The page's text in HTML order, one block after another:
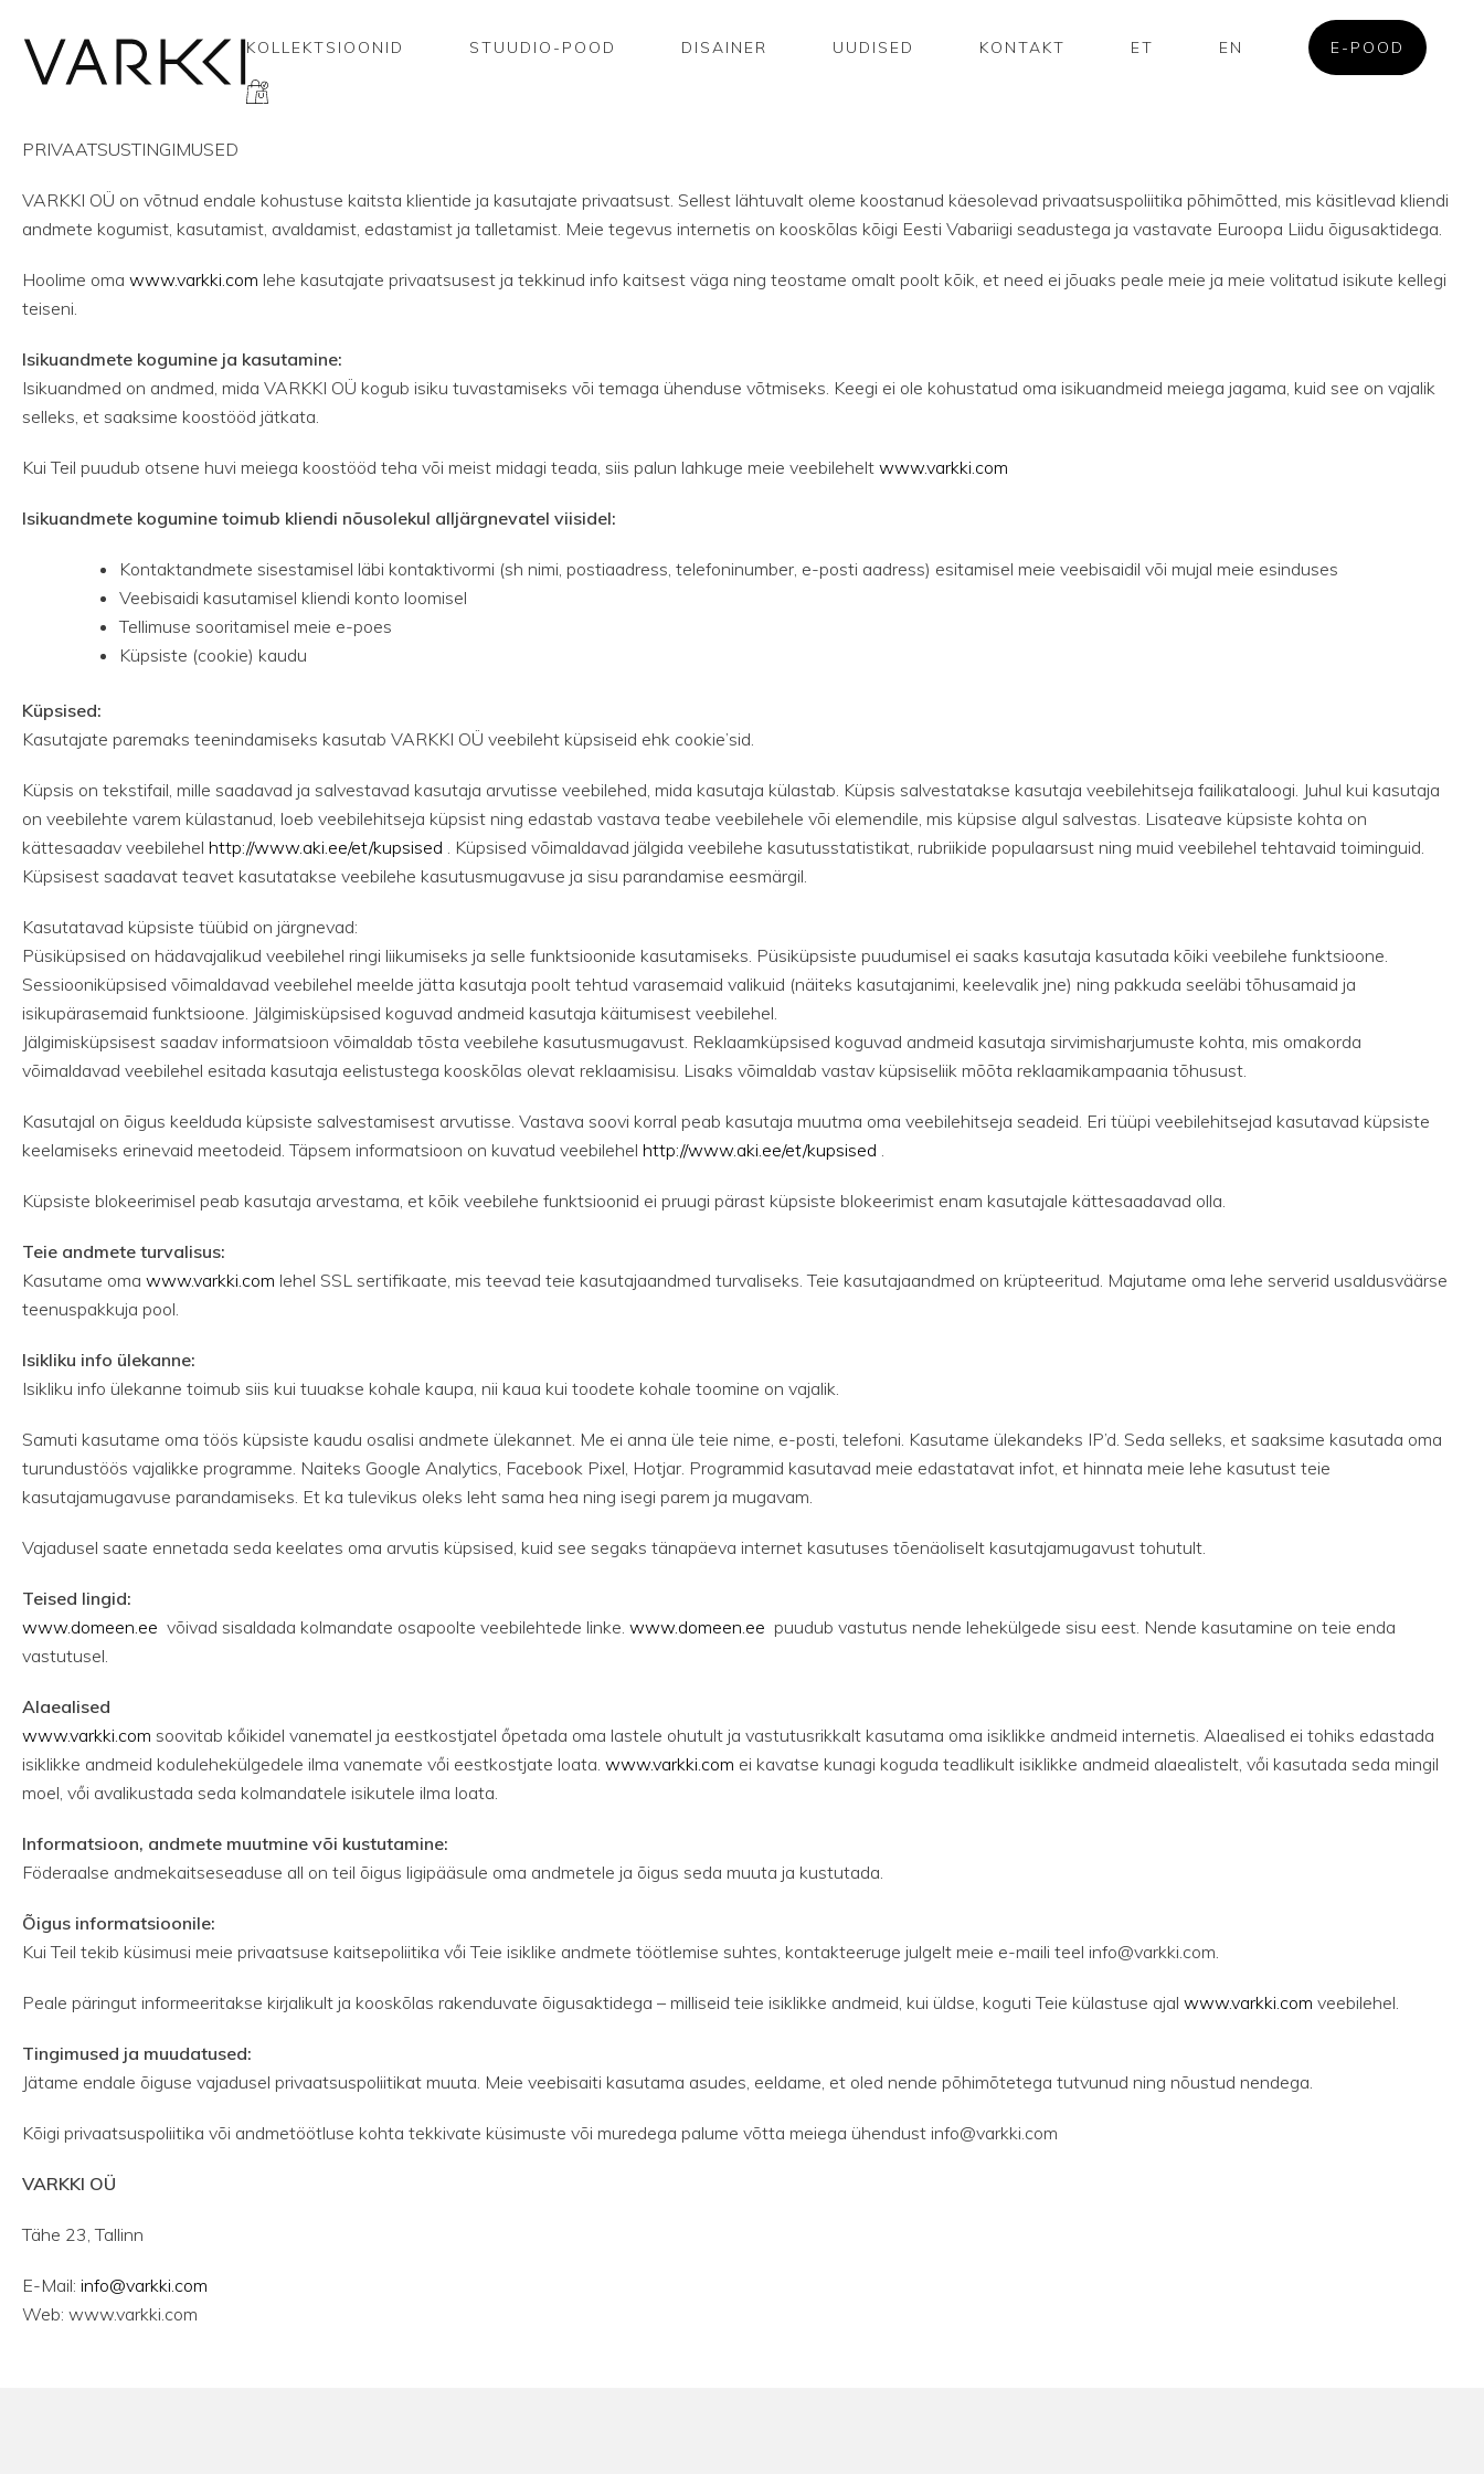
KOLLEKTSIOONID STUUDIO-POOD DISAINER UUDISED KONTAKT ET EN E-POOD
PRIVAATSUSTINGIMUSED
VARKKI OÜ on võtnud endale kohustuse kaitsta klientide ja kasutajate privaatsust. Sellest lähtuvalt oleme koostanud käesolevad privaatsuspoliitika põhimõtted, mis käsitlevad kliendi
andmete kogumist, kasutamist, avaldamist, edastamist ja talletamist. Meie tegevus internetis on kooskõlas kõigi Eesti Vabariigi seadustega ja vastavate Euroopa Liidu õigusaktidega.
Hoolime oma www.varkki.com lehe kasutajate privaatsusest ja tekkinud info kaitsest väga ning teostame omalt poolt kõik, et need ei jõuaks peale meie ja meie volitatud isikute kellegi
teiseni.
Isikuandmete kogumine ja kasutamine:
Isikuandmed on andmed, mida VARKKI OÜ kogub isiku tuvastamiseks või temaga ühenduse võtmiseks. Keegi ei ole kohustatud oma isikuandmeid meiega jagama, kuid see on vajalik
selleks, et saaksime koostööd jätkata.
Kui Teil puudub otsene huvi meiega koostööd teha või meist midagi teada, siis palun lahkuge meie veebilehelt www.varkki.com
Isikuandmete kogumine toimub kliendi nõusolekul alljärgnevatel viisidel:
Kontaktandmete sisestamisel läbi kontaktivormi (sh nimi, postiaadress, telefoninumber, e-posti aadress) esitamisel meie veebisaidil või mujal meie esinduses
Veebisaidi kasutamisel kliendi konto loomisel
Tellimuse sooritamisel meie e-poes
Küpsiste (cookie) kaudu
Küpsised:
Kasutajate paremaks teenindamiseks kasutab VARKKI OÜ veebileht küpsiseid ehk cookie’sid.
Küpsis on tekstifail, mille saadavad ja salvestavad kasutaja arvutisse veebilehed, mida kasutaja külastab. Küpsis salvestatakse kasutaja veebilehitseja failikataloogi. Juhul kui kasutaja
on veebilehte varem külastanud, loeb veebilehitseja küpsist ning edastab vastava teabe veebilehele või elemendile, mis küpsise algul salvestas. Lisateave küpsiste kohta on
kättesaadav veebilehel http://www.aki.ee/et/kupsised . Küpsised võimaldavad jälgida veebilehe kasutusstatistikat, rubriikide populaarsust ning muid veebilehel tehtavaid toiminguid.
Küpsisest saadavat teavet kasutatakse veebilehe kasutusmugavuse ja sisu parandamise eesmärgil.
Kasutatavad küpsiste tüübid on järgnevad:
Püsiküpsised on hädavajalikud veebilehel ringi liikumiseks ja selle funktsioonide kasutamiseks. Püsiküpsiste puudumisel ei saaks kasutaja kasutada kõiki veebilehe funktsioone.
Sessiooniküpsised võimaldavad veebilehel meelde jätta kasutaja poolt tehtud varasemaid valikuid (näiteks kasutajanimi, keelevalik jne) ning pakkuda seeläbi tõhusamaid ja
isikupärasemaid funktsioone. Jälgimisküpsised koguvad andmeid kasutaja käitumisest veebilehel.
Jälgimisküpsisest saadav informatsioon võimaldab tõsta veebilehe kasutusmugavust. Reklaamküpsised koguvad andmeid kasutaja sirvimisharjumuste kohta, mis omakorda
võimaldavad veebilehel esitada kasutaja eelistustega kooskõlas olevat reklaamisisu. Lisaks võimaldab vastav küpsiseliik mõõta reklaamikampaania tõhusust.
Kasutajal on õigus keelduda küpsiste salvestamisest arvutisse. Vastava soovi korral peab kasutaja muutma oma veebilehitseja seadeid. Eri tüüpi veebilehitsejad kasutavad küpsiste
keelamiseks erinevaid meetodeid. Täpsem informatsioon on kuvatud veebilehel http://www.aki.ee/et/kupsised .
Küpsiste blokeerimisel peab kasutaja arvestama, et kõik veebilehe funktsioonid ei pruugi pärast küpsiste blokeerimist enam kasutajale kättesaadavad olla.
Teie andmete turvalisus:
Kasutame oma www.varkki.com lehel SSL sertifikaate, mis teevad teie kasutajaandmed turvaliseks. Teie kasutajaandmed on krüpteeritud. Majutame oma lehe serverid usaldusväärse
teenuspakkuja pool.
Isikliku info ülekanne:
Isikliku info ülekanne toimub siis kui tuuakse kohale kaupa, nii kaua kui toodete kohale toomine on vajalik.
Samuti kasutame oma töös küpsiste kaudu osalisi andmete ülekannet. Me ei anna üle teie nime, e-posti, telefoni. Kasutame ülekandeks IP’d. Seda selleks, et saaksime kasutada oma
turundustöös vajalikke programme. Naiteks Google Analytics, Facebook Pixel, Hotjar. Programmid kasutavad meie edastatavat infot, et hinnata meie lehe kasutust teie
kasutajamugavuse parandamiseks. Et ka tulevikus oleks leht sama hea ning isegi parem ja mugavam.
Vajadusel saate ennetada seda keelates oma arvutis küpsised, kuid see segaks tänapäeva internet kasutuses tõenäoliselt kasutajamugavust tohutult.
Teised lingid:
www.domeen.ee võivad sisaldada kolmandate osapoolte veebilehtede linke. www.domeen.ee puudub vastutus nende lehekülgede sisu eest. Nende kasutamine on teie enda
vastutusel.
Alaealised
www.varkki.com soovitab kőikidel vanematel ja eestkostjatel őpetada oma lastele ohutult ja vastutusrikkalt kasutama oma isiklikke andmeid internetis. Alaealised ei tohiks edastada
isiklikke andmeid kodulehekülgedele ilma vanemate vői eestkostjate loata. www.varkki.com ei kavatse kunagi koguda teadlikult isiklikke andmeid alaealistelt, vői kasutada seda mingil
moel, vői avalikustada seda kolmandatele isikutele ilma loata.
Informatsioon, andmete muutmine või kustutamine:
Föderaalse andmekaitseseaduse all on teil õigus ligipääsule oma andmetele ja õigus seda muuta ja kustutada.
Õigus informatsioonile:
Kui Teil tekib küsimusi meie privaatsuse kaitsepoliitika vői Teie isiklike andmete töötlemise suhtes, kontakteeruge julgelt meie e-maili teel info@varkki.com.
Peale päringut informeeritakse kirjalikult ja kooskõlas rakenduvate õigusaktidega – milliseid teie isiklikke andmeid, kui üldse, koguti Teie külastuse ajal www.varkki.com veebilehel.
Tingimused ja muudatused:
Jätame endale õiguse vajadusel privaatsuspoliitikat muuta. Meie veebisaiti kasutama asudes, eeldame, et oled nende põhimõtetega tutvunud ning nõustud nendega.
Kõigi privaatsuspoliitika või andmetöötluse kohta tekkivate küsimuste või muredega palume võtta meiega ühendust info@varkki.com
VARKKI OÜ
Tähe 23, Tallinn
E-Mail: info@varkki.com
Web: www.varkki.com